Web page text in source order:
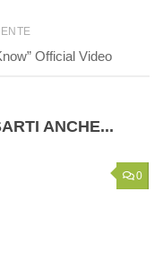
Official Video
ANCHE...
0